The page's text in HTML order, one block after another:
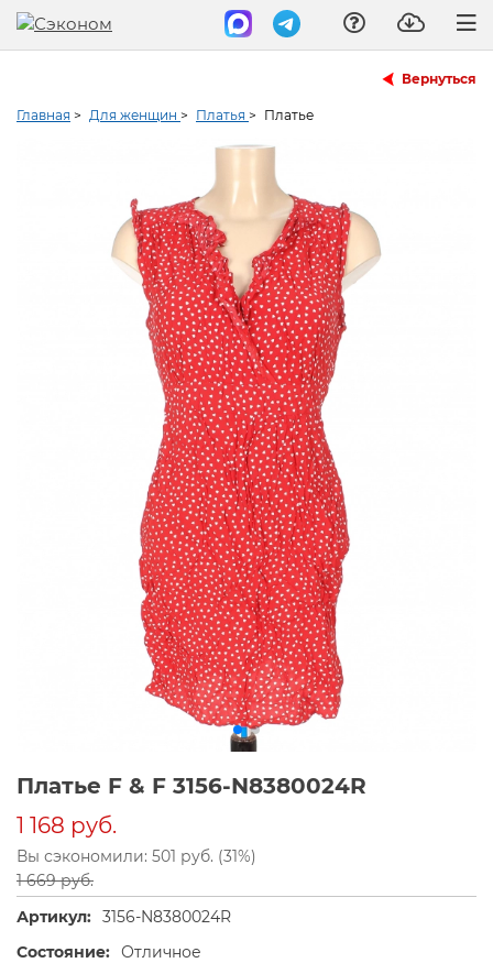
Вернуться
Главная > Для женщин > Платья > Платье
Платье F & F 3156-N8380024R
1 168 руб.
Вы сэкономили: 501 руб. (31%)
1 669 руб.
Артикул: 3156-N8380024R
Состояние: Отличное